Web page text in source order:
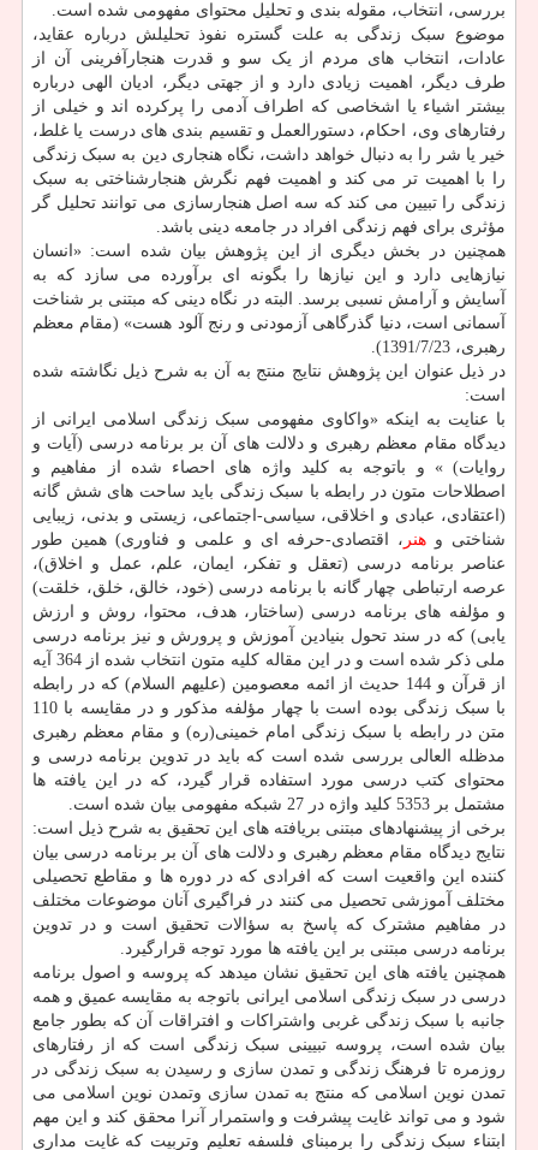
بررسی، انتخاب، مقوله بندی و تحلیل محتوای مفهومی شده است.
موضوع سبک زندگی به علت گستره نفوذ تحلیلش درباره عقاید،
عادات، انتخاب های مردم از یک سو و قدرت هنجارآفرینی آن از
طرف دیگر، اهمیت زیادی دارد و از جهتی دیگر، ادیان الهی درباره
بیشتر اشیاء یا اشخاصی که اطراف آدمی را پرکرده اند و خیلی از
رفتارهای وی، احکام، دستورالعمل و تقسیم بندی های درست یا غلط،
خیر یا شر را به دنبال خواهد داشت، نگاه هنجاری دین به سبک زندگی
را با اهمیت تر می کند و اهمیت فهم نگرش هنجارشناختی به سبک
زندگی را تبیین می کند که سه اصل هنجارسازی می توانند تحلیل گر
مؤثری برای فهم زندگی افراد در جامعه دینی باشد.
همچنین در بخش دیگری از این پژوهش بیان شده است: «انسان
نیازهایی دارد و این نیازها را بگونه ای برآورده می سازد که به
آسایش و آرامش نسبی برسد. البته در نگاه دینی که مبتنی بر شناخت
آسمانی است، دنیا گذرگاهی آزمودنی و رنج آلود هست» (مقام معظم
رهبری، 1391/7/23).
در ذیل عنوان این پژوهش نتایج منتج به آن به شرح ذیل نگاشته شده
است:
با عنایت به اینکه «واکاوی مفهومی سبک زندگی اسلامی ایرانی از
دیدگاه مقام معظم رهبری و دلالت های آن بر برنامه درسی (آیات و
روایات) » و باتوجه به کلید واژه های احصاء شده از مفاهیم و
اصطلاحات متون در رابطه با سبک زندگی باید ساحت های شش گانه
(اعتقادی، عبادی و اخلاقی، سیاسی-اجتماعی، زیستی و بدنی، زیبایی
شناختی وهنر ، اقتصادی-حرفه ای و علمی و فناوری) همین طور
عناصر برنامه درسی (تعقل و تفکر، ایمان، علم، عمل و اخلاق)،
عرصه ارتباطی چهار گانه با برنامه درسی (خود، خالق، خلق، خلقت)
و مؤلفه های برنامه درسی (ساختار، هدف، محتوا، روش و ارزش
یابی) که در سند تحول بنیادین آموزش و پرورش و نیز برنامه درسی
ملی ذکر شده است و در این مقاله کلیه متون انتخاب شده از 364 آیه
از قرآن و 144 حدیث از ائمه معصومین (علیهم السلام) که در رابطه
با سبک زندگی بوده است با چهار مؤلفه مذکور و در مقایسه با 110
متن در رابطه با سبک زندگی امام خمینی(ره) و مقام معظم رهبری
مدظله العالی بررسی شده است که باید در تدوین برنامه درسی و
محتوای کتب درسی مورد استفاده قرار گیرد، که در این یافته ها
مشتمل بر 5353 کلید واژه در 27 شبکه مفهومی بیان شده است.
برخی از پیشنهادهای مبتنی بریافته های این تحقیق به شرح ذیل است:
نتایج دیدگاه مقام معظم رهبری و دلالت های آن بر برنامه درسی بیان
کننده این واقعیت است که افرادی که در دوره ها و مقاطع تحصیلی
مختلف آموزشی تحصیل می کنند در فراگیری آنان موضوعات مختلف
در مفاهیم مشترک که پاسخ به سؤالات تحقیق است و در تدوین
برنامه درسی مبتنی بر این یافته ها مورد توجه قرارگیرد.
همچنین یافته های این تحقیق نشان میدهد که پروسه و اصول برنامه
درسی در سبک زندگی اسلامی ایرانی باتوجه به مقایسه عمیق و همه
جانبه با سبک زندگی غربی واشتراکات و افتراقات آن که بطور جامع
بیان شده است، پروسه تبیینی سبک زندگی است که از رفتارهای
روزمره تا فرهنگ زندگی و تمدن سازی و رسیدن به سبک زندگی در
تمدن نوین اسلامی که منتج به تمدن سازی وتمدن نوین اسلامی می
شود و می تواند غایت پیشرفت و واستمرار آنرا محقق کند و این مهم
ابتناء سبک زندگی را برمبنای فلسفه تعلیم وتربیت که غایت مداری